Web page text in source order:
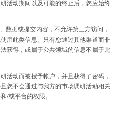
活动期间以及可能的终止后，您应始终
数据或提交内容，不允许第三方访问，
用此类信息。只有您通过其他渠道而非
获得，或属于公共领域的信息不属于此
活动而被授予帐户，并且获得了密码，
您不会通过与我方的市场调研活动相关
/或平台的权限。